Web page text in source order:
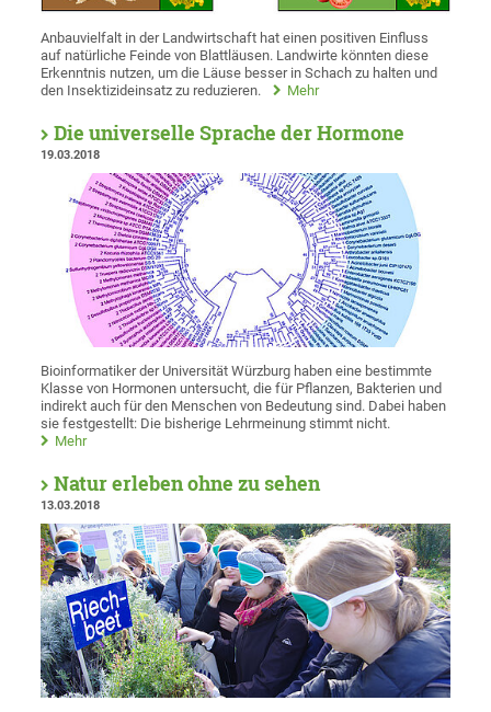
Anbauvielfalt in der Landwirtschaft hat einen positiven Einfluss
auf natürliche Feinde von Blattläusen. Landwirte könnten diese
Erkenntnis nutzen, um die Läuse besser in Schach zu halten und
den Insektizideinsatz zu reduzieren.
Mehr
Die universelle Sprache der Hormone
19.03.2018
Bioinformatiker der Universität Würzburg haben eine bestimmte
Klasse von Hormonen untersucht, die für Pflanzen, Bakterien und
indirekt auch für den Menschen von Bedeutung sind. Dabei haben
sie festgestellt: Die bisherige Lehrmeinung stimmt nicht.
Mehr
Natur erleben ohne zu sehen
13.03.2018